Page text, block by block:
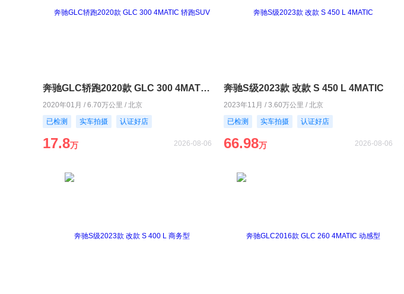
奔驰GLC轿跑2020款 GLC 300 4MATIC 轿跑SUV
2020年01月 / 6.70万公里 / 北京
已检测
实车拍摄 认证好店
17.8万 2026-08-06
奔驰S级2023款 改款 S 450 L 4MATIC
2023年11月 / 3.60万公里 / 北京
已检测
实车拍摄 认证好店
66.98万 2026-08-06